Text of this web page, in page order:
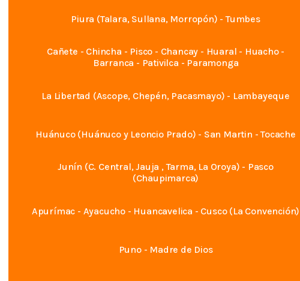
Piura (Talara, Sullana, Morropón) - Tumbes
Cañete - Chincha - Pisco - Chancay - Huaral - Huacho -
Barranca - Pativilca - Paramonga
La Libertad (Ascope, Chepén, Pacasmayo) - Lambayeque
Huánuco (Huánuco y Leoncio Prado) - San Martin - Tocache
Junín (C. Central, Jauja , Tarma, La Oroya) - Pasco
(Chaupimarca)
Apurímac - Ayacucho - Huancavelica - Cusco (La Convención)
Puno - Madre de Dios